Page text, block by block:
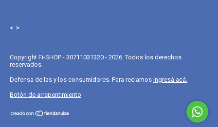
< >
Copyright Fi-SHOP - 30711031320 - 2026. Todos los derechos
reservados.
Defensa de las y los consumidores. Para reclamos ingresá acá.
Botón de arrepentimiento